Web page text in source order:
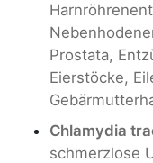
Prostata,
Eierstöcke,
Chlamydia
schmerzlose